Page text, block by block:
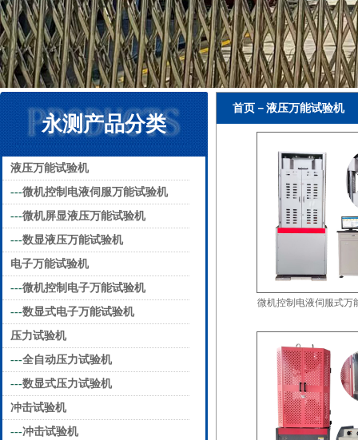
永测产品分类
液压万能试验机
---微机控制电液伺服万能试验机
---微机屏显液压万能试验机
---数显液压万能试验机
电子万能试验机
---微机控制电子万能试验机
---数显式电子万能试验机
压力试验机
---全自动压力试验机
---数显式压力试验机
冲击试验机
---冲击试验机
首页－液压万能试验机
微机控制电液伺服式万